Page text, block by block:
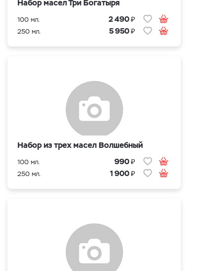
Набор масел Три Богатыря
100 мл. 2 490₽
250 мл. 5 950₽
Набор из трех масел Волшебный
100 мл. 990₽
250 мл. 1 900₽